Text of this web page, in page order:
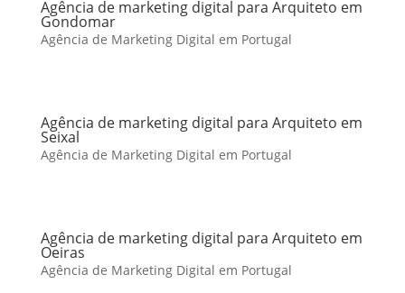
Agência de marketing digital para Arquiteto em
Gondomar
Agência de Marketing Digital em Portugal
Agência de marketing digital para Arquiteto em
Seixal
Agência de Marketing Digital em Portugal
Agência de marketing digital para Arquiteto em
Oeiras
Agência de Marketing Digital em Portugal